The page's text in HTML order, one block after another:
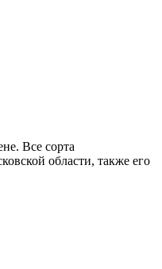
Все сорта
области, также его